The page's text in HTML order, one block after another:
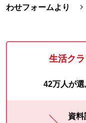
わせフォームより
生活ク
42万人が
資